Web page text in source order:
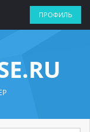
ПРОФИЛЬ